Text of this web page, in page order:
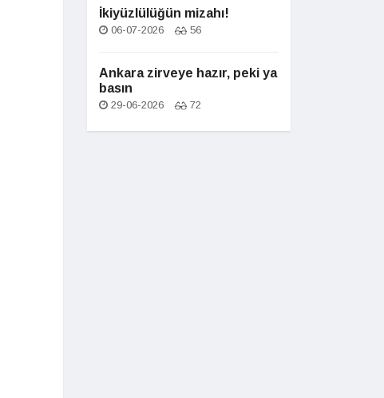
İkiyüzlülüğün mizahı!
06-07-2026 56
Ankara zirveye hazır, peki ya
basın
29-06-2026 72